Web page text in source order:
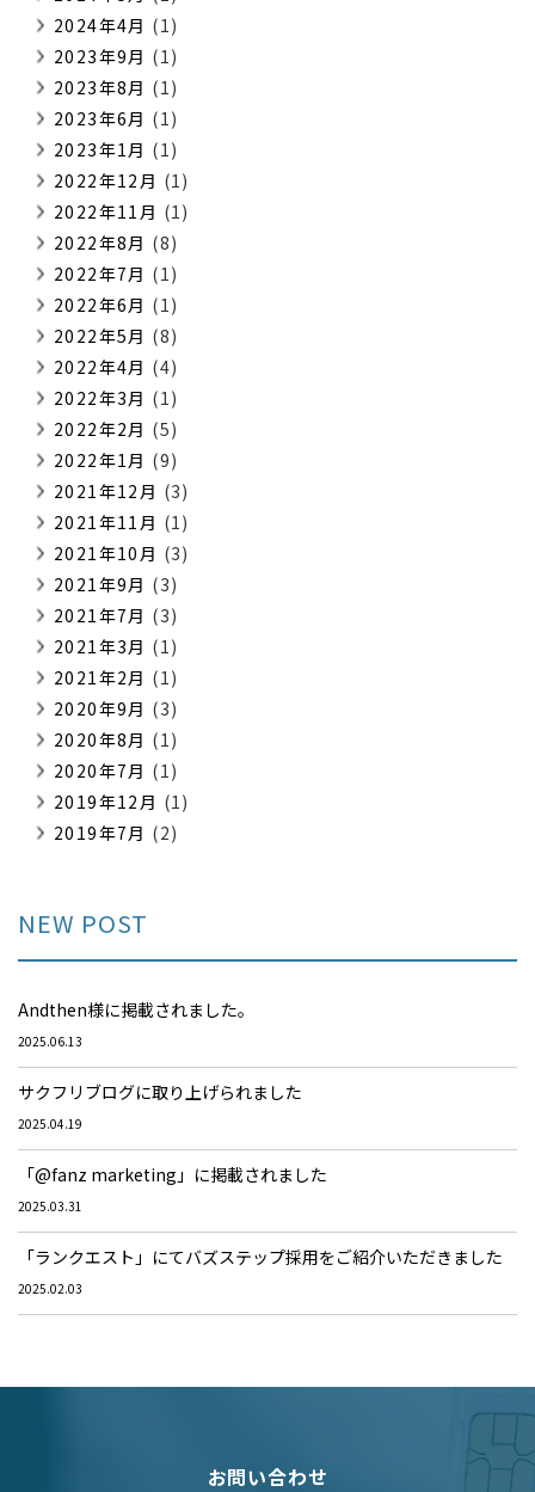
2024年4月 (1)
2023年9月 (1)
2023年8月 (1)
2023年6月 (1)
2023年1月 (1)
2022年12月 (1)
2022年11月 (1)
2022年8月 (8)
2022年7月 (1)
2022年6月 (1)
2022年5月 (8)
2022年4月 (4)
2022年3月 (1)
2022年2月 (5)
2022年1月 (9)
2021年12月 (3)
2021年11月 (1)
2021年10月 (3)
2021年9月 (3)
2021年7月 (3)
2021年3月 (1)
2021年2月 (1)
2020年9月 (3)
2020年8月 (1)
2020年7月 (1)
2019年12月 (1)
2019年7月 (2)
NEW POST
Andthen様に掲載されました。
2025.06.13
サクフリブログに取り上げられました
2025.04.19
「@fanz marketing」に掲載されました
2025.03.31
「ランクエスト」にてバズステップ採用をご紹介いただきました
2025.02.03
お問い合わせ